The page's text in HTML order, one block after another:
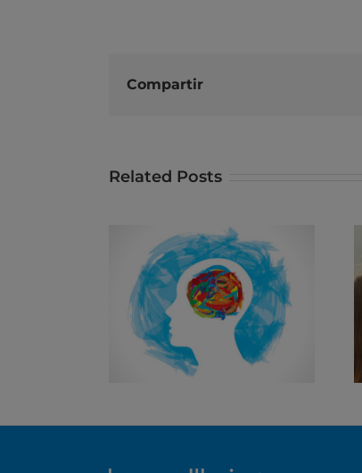
Compartir
Related Posts
O outro lado da
pandemia, saúde
mental e os talentos
das empresas